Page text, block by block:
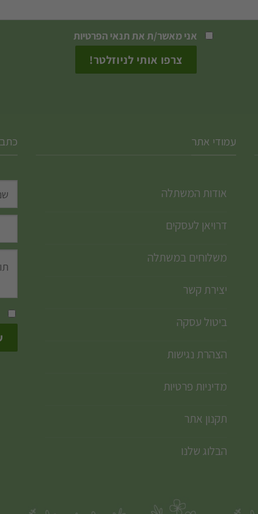
אני מאשר/ת אתתנאי הפרטיות
עמודי אתר
אודות המשתלה
דרויאן לעסקים
משלוחים במשתלה
יצירת קשר
ביטול עסקה
הצהרת נגישות
מדיניות פרטיות
תקנון אתר
הבלוג שלנו